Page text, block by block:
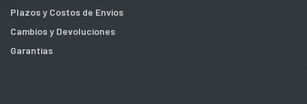
Plazos y Costos de Envios
Cambios y Devoluciones
Garantias